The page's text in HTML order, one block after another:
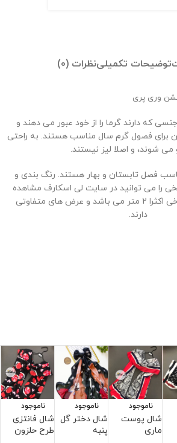
توضیحات تکمیلینظرات (0)
وری پری
که دارند گرما را از خود عبور می دهند و
برای فصول گرم سال مناسب هستند. به راحتی
شوند، و اصلا لیز نیستند.
فصل تابستان و بهار هستند. رنگ بندی و
را می توانید در سایت لی اسکارف مشاهده
نمایید. طول شال های نخی اکثرا 2 متر می باشد و عرض های متفاوتی
دارند.
شال نخی
ناموجود
شال پوست
ماری
ناموجود
شال دختر گل
پنبه
ناموجود
شال فانتزی
طرح حلزون